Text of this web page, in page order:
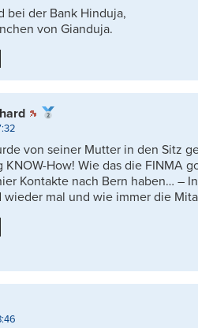
bei der Bank Hinduja,
von Gianduja.
von seiner Mutter in den Sitz
KNOW-How! Wie das die FINMA
Kontakte nach Bern haben… –
wieder mal und wie immer die